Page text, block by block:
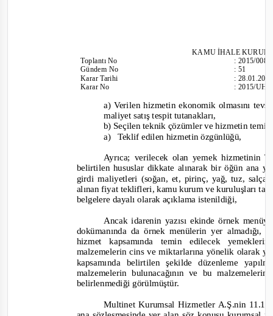
KAMU İHALE
ToplantıNo
Gündem No
Karar Tarihi
Karar No
:2015/008
:51
:
:2015/
a) Verilen hizmetin ekonomik olmasını
maliyet satış tespit tutanakları,
b) Seçilen teknik çözümler ve hizmetin
a) Teklif edilen hizmetin özgünlüğü,
Ayrıca; verilecek olan yemek hizmetinin
belirtilen hususlar dikkate alınarak bir öğün ana
girdi maliyetleri (soğan, et, pirinç, yağ, tuz,
alınan fiyat teklifleri,kamu kurum ve kuruluşları
belgelere dayalı olarak açıklama istenildiği,
Ancak idarenin yazısı ekinde örnek
dokümanında da örnek menülerin yer
hizmet kapsamında temin edilecek
malzemelerin cins ve miktarlarına yönelik olarak
kapsamında belirtilen şekilde düzenleme
malzemelerin bulunacağının ve bu
belirlenmediği görülmüştür.
Multinet Kurumsal Hizmetler A.Ş.nin